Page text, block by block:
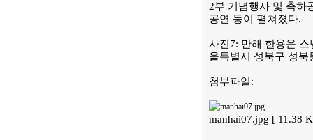
2부 기념행사 및 축하
공연 등이 펼쳐졌다.
사진7: 만해 한용운
울특별시 성북구 성북
첨부파일:
manhai07.jpg [ 11.38